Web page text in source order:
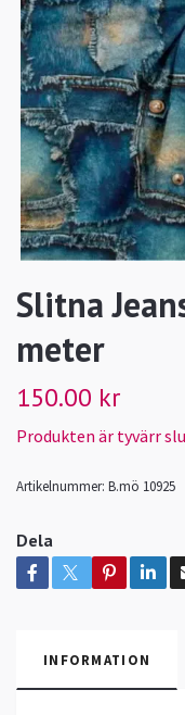
Slitna
meter
150.00 kr
Produkten är tyvärr
Artikelnummer: B.mö 10925
Dela
INFORMATION